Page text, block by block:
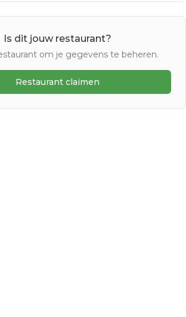
Is dit jouw restaurant?
om je gegevens te beheren.
Restaurant claimen